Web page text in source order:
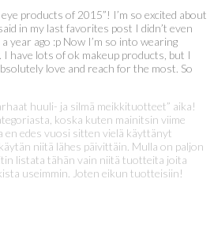
products of 2015”! I’m so excited about
in my last favorites post I didn’t even
year ago :p Now I’m so into wearing
I have lots of ok makeup products, but I
love and reach for the most. So
huuli- ja silmä meikkituotteet” aika!
koska kuten mainitsin viime
edes vuosi sitten vielä käyttänyt
niitä lähes päivittäin. Mulla on paljon
listata tähän vain niitä tuotteita joita
useimmin. Joten eikun tuotteisiin!